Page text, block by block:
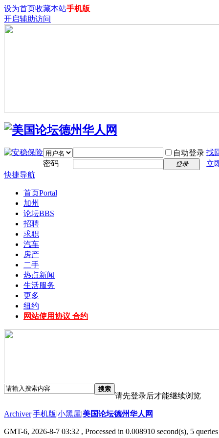
设为首页收藏本站手机版
开启辅助访问
自动登录 找
密码
登录
立
快捷导航
首页Portal
加州
论坛BBS
招聘
求职
汽车
房产
二手
热点新闻
生活服务
更多
纽约
网站使用协议 合约
搜索
请先登录后才能继续浏览
Archiver|手机版|小黑屋|美国论坛德州华人网
GMT-6, 2026-8-7 03:32 , Processed in 0.008910 second(s), 5